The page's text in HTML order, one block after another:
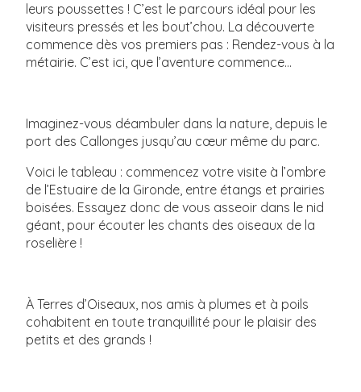
leurs poussettes ! C’est le parcours idéal pour les
visiteurs pressés et les bout’chou. La découverte
commence dès vos premiers pas : Rendez-vous à la
métairie. C’est ici, que l’aventure commence…
Imaginez-vous déambuler dans la nature, depuis le
port des Callonges jusqu’au cœur même du parc.
Voici le tableau : commencez votre visite à l’ombre
de l’Estuaire de la Gironde, entre étangs et prairies
boisées. Essayez donc de vous asseoir dans le nid
géant, pour écouter les chants des oiseaux de la
roselière !
À Terres d’Oiseaux, nos amis à plumes et à poils
cohabitent en toute tranquillité pour le plaisir des
petits et des grands !